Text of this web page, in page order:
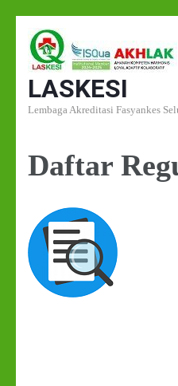
Lompat
konten
(Tekan
LASKESI
Lembaga Akreditasi Fasyankes
Daftar